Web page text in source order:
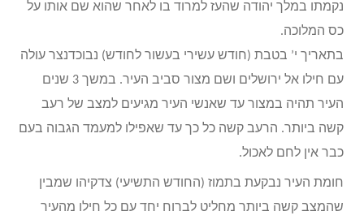
נקמתו במלך יהודה שהעז למרוד בו לאחר שהוא שם אותו על
כס המלוכה.
בתאריך י’ בטבת (חודש עשירי בעשור לחודש) נבוכדנצר עולה
עם חילו אל ירושלים ושם מצור סביב העיר. במשך 3 שנים
העיר תהיה במצור עד שאנשי העיר מגיעים למצב של רעב
קשה ביותר. הרעב קשה כל כך עד שאפילו למעמד הגבוה בעם
כבר אין לחם לאכול.
חומת העיר נבקעת בתמוז (החודש התשיעי) צדקיהו שמבין
שהמצב קשה ביותר מחליט לברוח יחד עם כל חילו מהעיר